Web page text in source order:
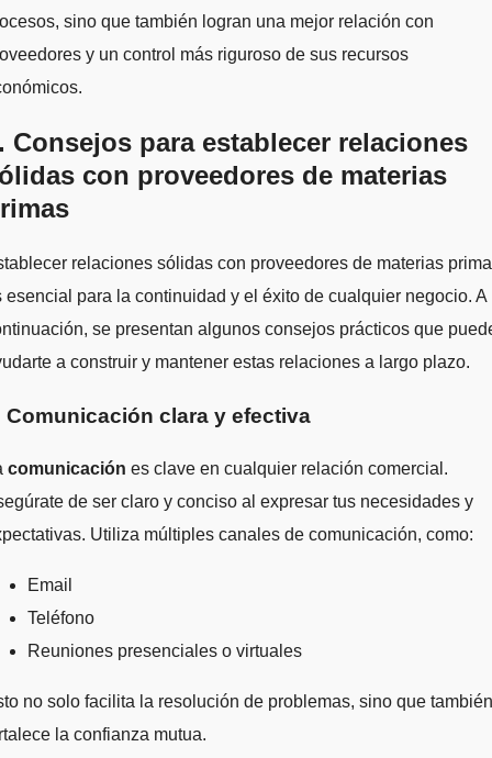
sino que también logran una mejor relación con
y un control más riguroso de sus recursos
Consejos para establecer relaciones
con proveedores de materias
relaciones sólidas con proveedores de materias
esencial para la continuidad y el éxito de cualquier negocio. A
se presentan algunos consejos prácticos que
a construir y mantener estas relaciones a largo plazo.
Comunicación clara y efectiva
comunicación es clave en cualquier relación comercial.
de ser claro y conciso al expresar tus necesidades y
Utiliza múltiples canales de comunicación, como:
Email
Teléfono
Reuniones presenciales o virtuales
no solo facilita la resolución de problemas, sino que también
la confianza mutua.